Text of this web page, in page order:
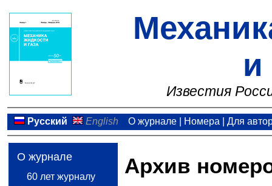
и
Известия
Русский English О журнале| Номера Для
О журнале
60 лет журналу Архив